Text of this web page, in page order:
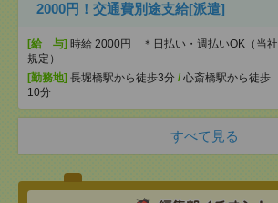
2000円！交通費別途支給[派遣]
[給 与] 時給 2000円 ＊日払い・週払いOK（当社
規定）
[勤務地] 長堀橋駅から徒歩3分 / 心斎橋駅から徒歩
10分
すべて見る